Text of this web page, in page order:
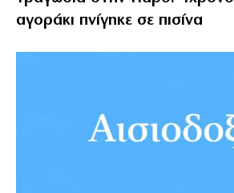
αγοράκι πνίγηκε σε πισίνα